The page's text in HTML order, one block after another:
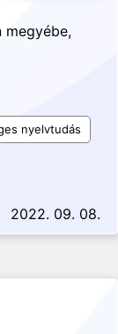
megyébe,
nyelvtudás
2022. 09. 08.